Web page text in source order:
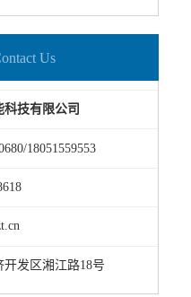
Us
技有限公司
18051559553
发区湘江路18号